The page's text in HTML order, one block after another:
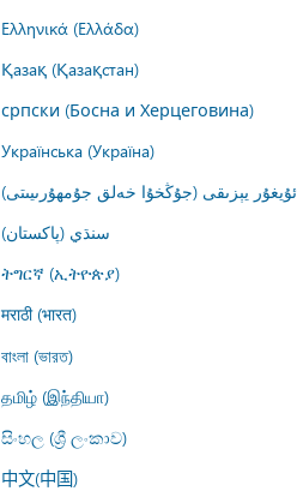
Ελληνικά (Ελλάδα)
Қазақ (Қазақстан)
српски (Босна и Херцеговина)
Українська (Україна)
ئۇيغۇر يېزىقى (جۇڭخۇا خەلق جۇمھۇرىيىتى)
سنڌي (پاکستان)
ትግርኛ (ኢትዮጵያ)
मराठी (भारत)
বাংলা (ভারত)
தமிழ் (இந்தியா)
සිංහල (ශ්‍රී ලංකාව)
中文(中国)